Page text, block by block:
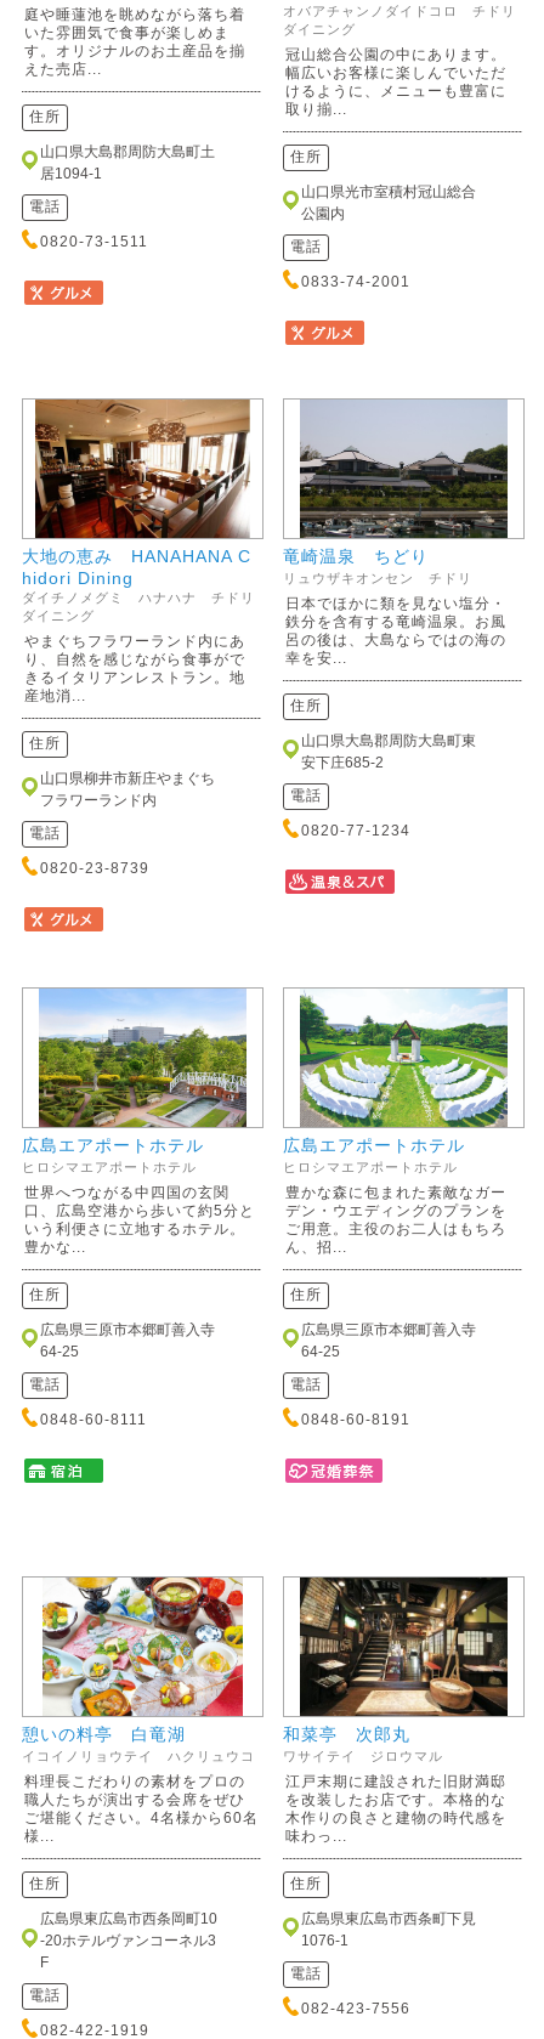
庭や睡蓮池を眺めながら落ち着
いた雰囲気で食事が楽しめま
す。オリジナルのお土産品を揃
えた売店...
住所
山口県大島郡周防大島町土
居1094-1
電話
0820-73-1511
オバアチャンノダイドコロ チドリ
ダイニング
冠山総合公園の中にあります。
幅広いお客様に楽しんでいただ
けるように、メニューも豊富に
取り揃...
住所
山口県光市室積村冠山総合
公園内
電話
0833-74-2001
大地の恵み HANAHANA C
hidori Dining
ダイチノメグミ ハナハナ チドリ
ダイニング
やまぐちフラワーランド内にあ
り、自然を感じながら食事がで
きるイタリアンレストラン。地
産地消...
住所
山口県柳井市新庄やまぐち
フラワーランド内
電話
0820-23-8739
竜崎温泉 ちどり
リュウザキオンセン チドリ
日本でほかに類を見ない塩分・
鉄分を含有する竜崎温泉。お風
呂の後は、大島ならではの海の
幸を安...
住所
山口県大島郡周防大島町東
安下庄685-2
電話
0820-77-1234
広島エアポートホテル
ヒロシマエアポートホテル
世界へつながる中四国の玄関
口、広島空港から歩いて約5分と
いう利便さに立地するホテル。
豊かな...
住所
広島県三原市本郷町善入寺
64-25
電話
0848-60-8111
広島エアポートホテル
ヒロシマエアポートホテル
豊かな森に包まれた素敵なガー
デン・ウエディングのプランを
ご用意。主役のお二人はもちろ
ん、招...
住所
広島県三原市本郷町善入寺
64-25
電話
0848-60-8191
憩いの料亭 白竜湖
イコイノリョウテイ ハクリュウコ
料理長こだわりの素材をプロの
職人たちが演出する会席をぜひ
ご堪能ください。4名様から60名
様...
住所
広島県東広島市西条岡町10
-20ホテルヴァンコーネル3
F
電話
082-422-1919
和菜亭 次郎丸
ワサイテイ ジロウマル
江戸末期に建設された旧財満邸
を改装したお店です。本格的な
木作りの良さと建物の時代感を
味わっ...
住所
広島県東広島市西条町下見
1076-1
電話
082-423-7556